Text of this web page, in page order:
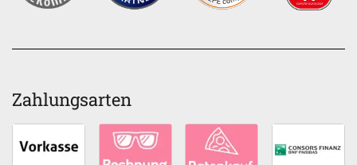
Zahlungsarten